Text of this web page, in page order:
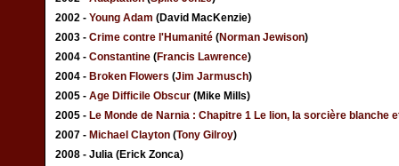
2002 - Young Adam (David MacKenzie)
2003 - Crime contre l'Humanité (Norman Jewison)
2004 - Constantine (Francis Lawrence)
2004 - Broken Flowers (Jim Jarmusch)
2005 - Age Difficile Obscur (Mike Mills)
2005 - Le Monde de Narnia : Chapitre 1 Le lion, la sorcière blanche
2007 - Michael Clayton (Tony Gilroy)
2008 - Julia (Erick Zonca)